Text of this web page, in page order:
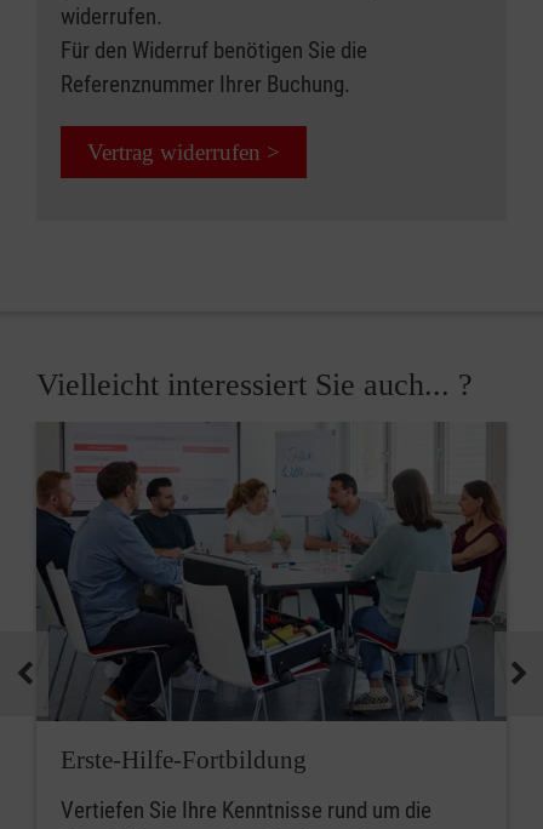
widerrufen.
Für den Widerruf benötigen Sie die
Referenznummer Ihrer Buchung.
Vertrag widerrufen >
Vielleicht interessiert Sie auch... ?
Erste-Hilfe-Fortbildung
Vertiefen Sie Ihre Kenntnisse rund um die